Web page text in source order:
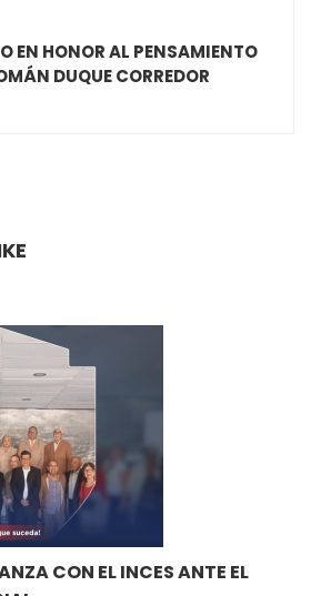
EN HONOR AL PENSAMIENTO
DUQUE CORREDOR
CON EL INCES ANTE EL